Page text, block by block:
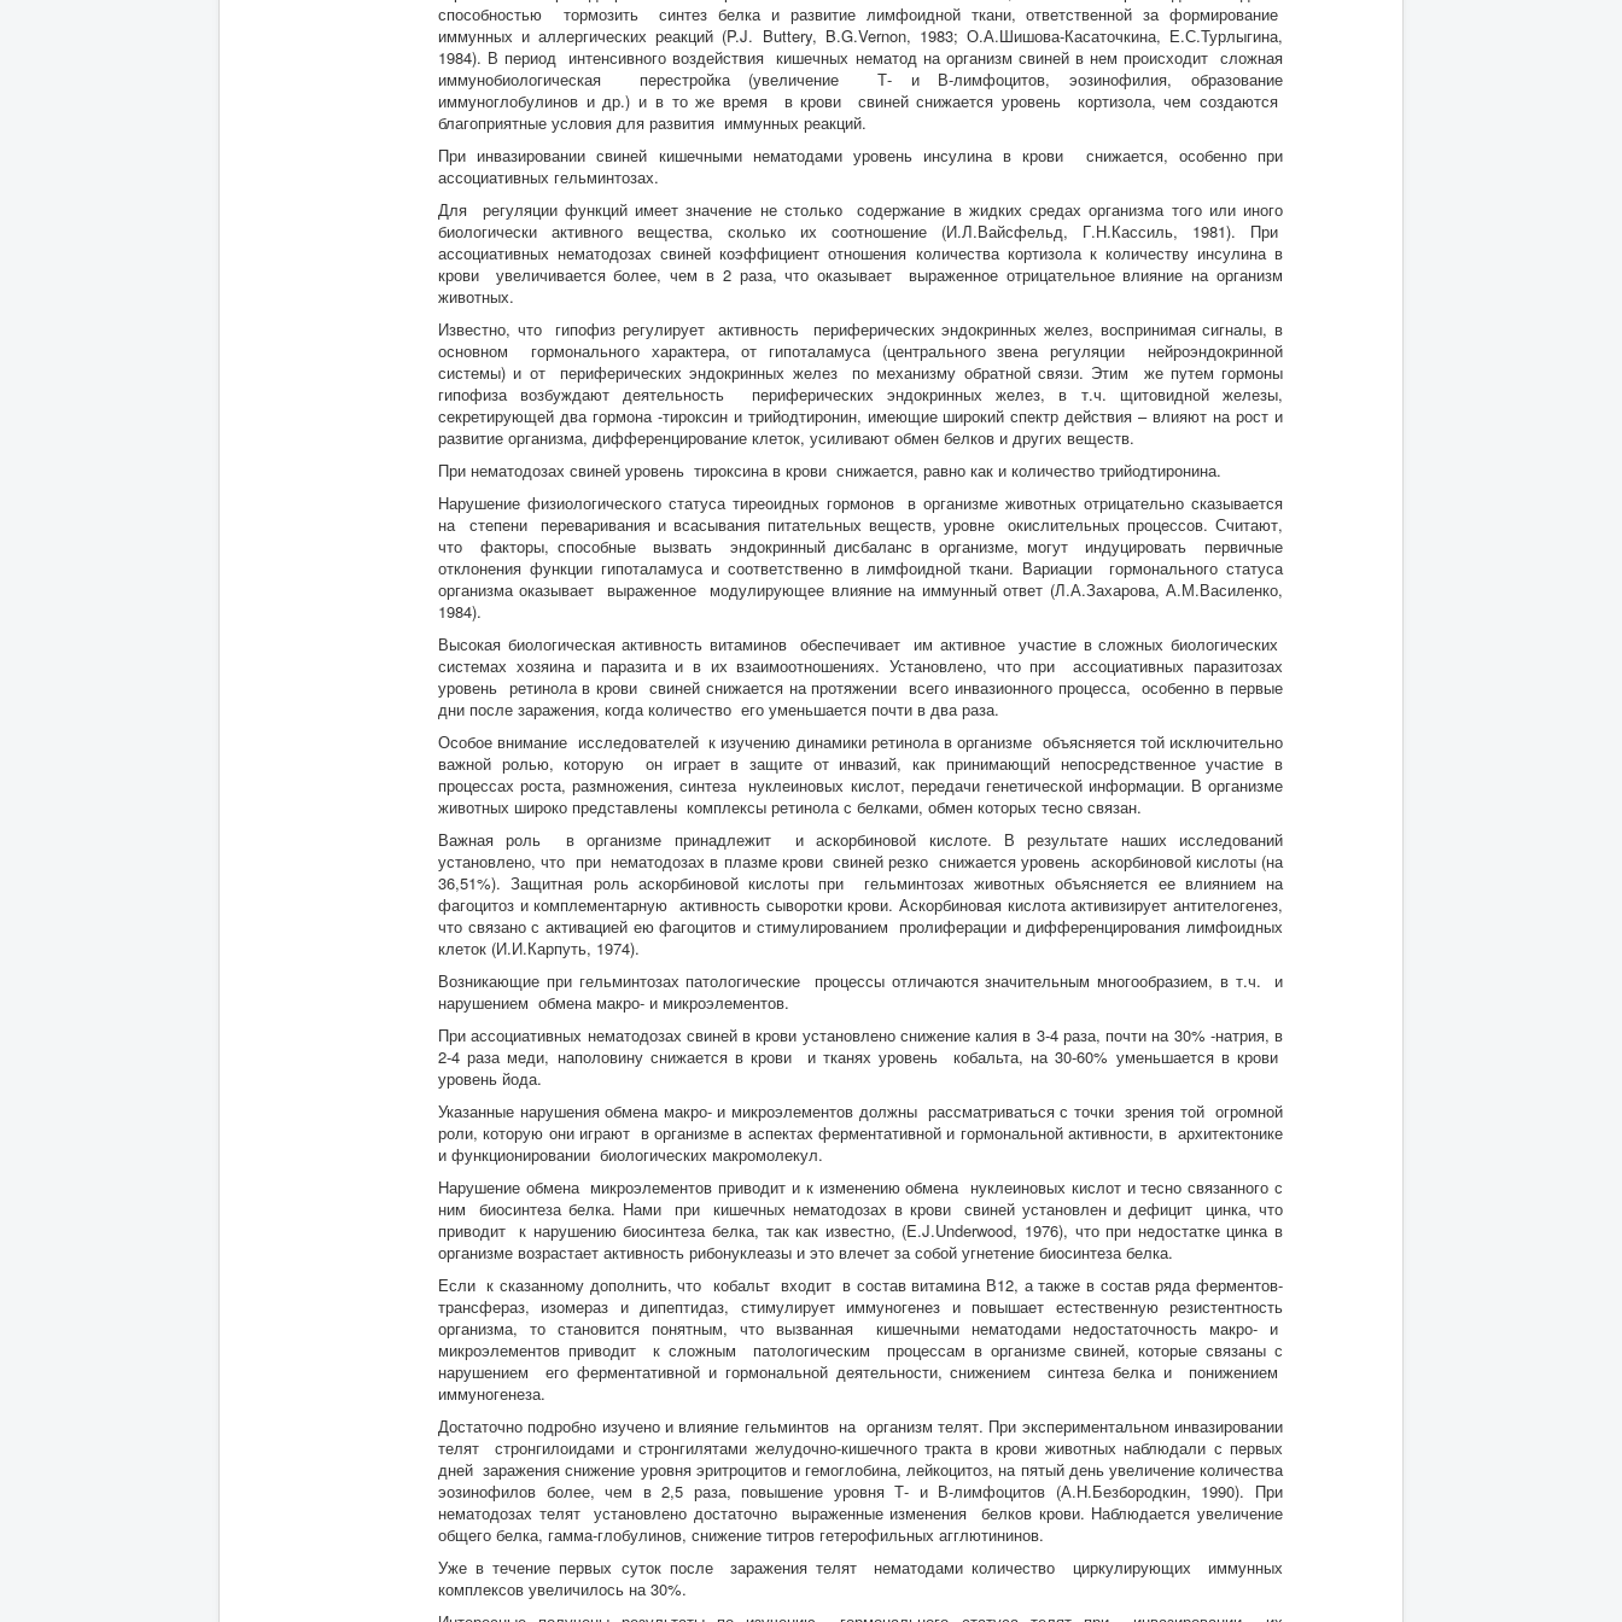
способностью тормозить синтез белка и развитие лимфоидной ткани, ответственной за формирование
иммунных и аллергических реакций (P.J. Buttery, B.G.Vernon, 1983; О.А.Шишова-Касаточкина, Е.С.Турлыгина,
1984). В период интенсивного воздействия кишечных нематод на организм свиней в нем происходит сложная
иммунобиологическая перестройка (увеличение Т- и В-лимфоцитов, эозинофилия, образование
иммуноглобулинов и др.) и в то же время в крови свиней снижается уровень кортизола, чем создаются
благоприятные условия для развития иммунных реакций.
При инвазировании свиней кишечными нематодами уровень инсулина в крови снижается, особенно при
ассоциативных гельминтозах.
Для регуляции функций имеет значение не столько содержание в жидких средах организма того или иного
биологически активного вещества, сколько их соотношение (И.Л.Вайсфельд, Г.Н.Кассиль, 1981). При
ассоциативных нематодозах свиней коэффициент отношения количества кортизола к количеству инсулина в
крови увеличивается более, чем в 2 раза, что оказывает выраженное отрицательное влияние на организм
животных.
Известно, что гипофиз регулирует активность периферических эндокринных желез, воспринимая сигналы, в
основном гормонального характера, от гипоталамуса (центрального звена регуляции нейроэндокринной
системы) и от периферических эндокринных желез по механизму обратной связи. Этим же путем гормоны
гипофиза возбуждают деятельность периферических эндокринных желез, в т.ч. щитовидной железы,
секретирующей два гормона -тироксин и трийодтиронин, имеющие широкий спектр действия – влияют на рост и
развитие организма, дифференцирование клеток, усиливают обмен белков и других веществ.
При нематодозах свиней уровень тироксина в крови снижается, равно как и количество трийодтиронина.
Нарушение физиологического статуса тиреоидных гормонов в организме животных отрицательно сказывается
на степени переваривания и всасывания питательных веществ, уровне окислительных процессов. Считают,
что факторы, способные вызвать эндокринный дисбаланс в организме, могут индуцировать первичные
отклонения функции гипоталамуса и соответственно в лимфоидной ткани. Вариации гормонального статуса
организма оказывает выраженное модулирующее влияние на иммунный ответ (Л.А.Захарова, А.М.Василенко,
1984).
Высокая биологическая активность витаминов обеспечивает им активное участие в сложных биологических
системах хозяина и паразита и в их взаимоотношениях. Установлено, что при ассоциативных паразитозах
уровень ретинола в крови свиней снижается на протяжении всего инвазионного процесса, особенно в первые
дни после заражения, когда количество его уменьшается почти в два раза.
Особое внимание исследователей к изучению динамики ретинола в организме объясняется той исключительно
важной ролью, которую он играет в защите от инвазий, как принимающий непосредственное участие в
процессах роста, размножения, синтеза нуклеиновых кислот, передачи генетической информации. В организме
животных широко представлены комплексы ретинола с белками, обмен которых тесно связан.
Важная роль в организме принадлежит и аскорбиновой кислоте. В результате наших исследований
установлено, что при нематодозах в плазме крови свиней резко снижается уровень аскорбиновой кислоты (на
36,51%). Защитная роль аскорбиновой кислоты при гельминтозах животных объясняется ее влиянием на
фагоцитоз и комплементарную активность сыворотки крови. Аскорбиновая кислота активизирует антителогенез,
что связано с активацией ею фагоцитов и стимулированием пролиферации и дифференцирования лимфоидных
клеток (И.И.Карпуть, 1974).
Возникающие при гельминтозах патологические процессы отличаются значительным многообразием, в т.ч. и
нарушением обмена макро- и микроэлементов.
При ассоциативных нематодозах свиней в крови установлено снижение калия в 3-4 раза, почти на 30% -натрия, в
2-4 раза меди, наполовину снижается в крови и тканях уровень кобальта, на 30-60% уменьшается в крови
уровень йода.
Указанные нарушения обмена макро- и микроэлементов должны рассматриваться с точки зрения той огромной
роли, которую они играют в организме в аспектах ферментативной и гормональной активности, в архитектонике
и функционировании биологических макромолекул.
Нарушение обмена микроэлементов приводит и к изменению обмена нуклеиновых кислот и тесно связанного с
ним биосинтеза белка. Нами при кишечных нематодозах в крови свиней установлен и дефицит цинка, что
приводит к нарушению биосинтеза белка, так как известно, (E.J.Underwood, 1976), что при недостатке цинка в
организме возрастает активность рибонуклеазы и это влечет за собой угнетение биосинтеза белка.
Если к сказанному дополнить, что кобальт входит в состав витамина В12, а также в состав ряда ферментов-
трансфераз, изомераз и дипептидаз, стимулирует иммуногенез и повышает естественную резистентность
организма, то становится понятным, что вызванная кишечными нематодами недостаточность макро- и
микроэлементов приводит к сложным патологическим процессам в организме свиней, которые связаны с
нарушением его ферментативной и гормональной деятельности, снижением синтеза белка и понижением
иммуногенеза.
Достаточно подробно изучено и влияние гельминтов на организм телят. При экспериментальном инвазировании
телят стронгилоидами и стронгилятами желудочно-кишечного тракта в крови животных наблюдали с первых
дней заражения снижение уровня эритроцитов и гемоглобина, лейкоцитоз, на пятый день увеличение количества
эозинофилов более, чем в 2,5 раза, повышение уровня Т- и В-лимфоцитов (А.Н.Безбородкин, 1990). При
нематодозах телят установлено достаточно выраженные изменения белков крови. Наблюдается увеличение
общего белка, гамма-глобулинов, снижение титров гетерофильных агглютининов.
Уже в течение первых суток после заражения телят нематодами количество циркулирующих иммунных
комплексов увеличилось на 30%.